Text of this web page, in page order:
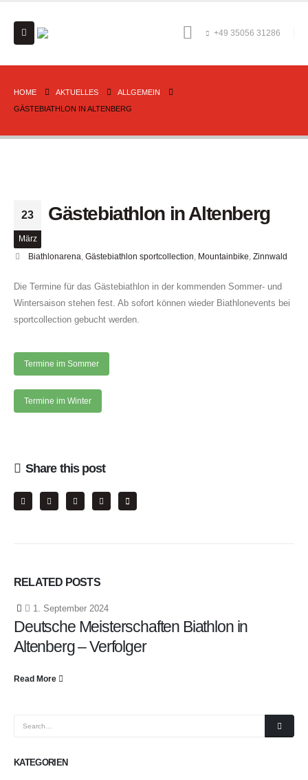
+49 35056 31286
HOME AKTUELLES
ALLGEMEIN
GÄSTEBIATHLON IN ALTENBERG
23
März
Gästebiathlon in Altenberg
Biathlonarena Gästebiathlon sportcollection Mountainbike Zinnwald
Die Termine für das Gästebiathlon in der kommenden Sommer- und
Wintersaison stehen fest. Ab sofort können wieder Biathlonevents bei
sportcollection gebucht werden.
Termine im Sommer
Termine im Winter
Share this post
RELATED POSTS
1. September 2024
Deutsche Meisterschaften Biathlon in
Altenberg – Verfolger
Read More
KATEGORIEN